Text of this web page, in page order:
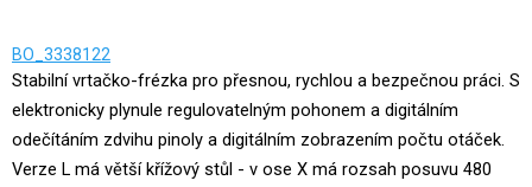
BO_3338122
Stabilní vrtačko-frézka pro přesnou, rychlou a bezpečnou práci. S
elektronicky plynule regulovatelným pohonem a digitálním
odečítáním zdvihu pinoly a digitálním zobrazením počtu otáček.
Verze L má větší křížový stůl - v ose X má rozsah posuvu 480